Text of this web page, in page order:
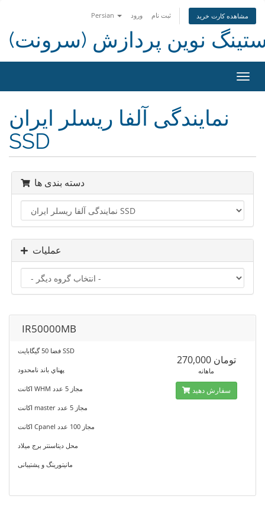
Persian ورود ثبت نام مشاهده کارت خرید
نوین پردازش (سرونت)
تغییر
نمایندگی آلفا ریسلر ایران
SSD
دسته بندی ها
عملیات
IR50000MB
فضا 50 گیگابایت SSD
پهناي باند نامحدود
اکانت WHM مجاز 5 عدد
اکانت master مجاز 5 عدد
اکانت Cpanel مجاز 100 عدد
محل دیتاسنتر برج ميلاد
مانیتورینگ و پشتیبانی
270,000 تومان
ماهانه
سفارش دهید